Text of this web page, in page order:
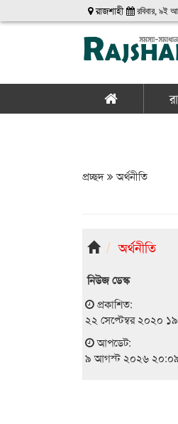
রাজশাহী রবিবার, ৯ই
প্রচ্ছদ অর্থনীতি
অর্থনীতি
নিউজ ডেস্ক
প্রকাশিত:
২২ সেপ্টেম্বর ২০২০
আপডেট:
৯ আগস্ট ২০২৬